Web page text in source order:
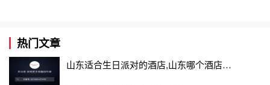
热门文章
山东适合生日派对的酒店,山东哪个酒店有